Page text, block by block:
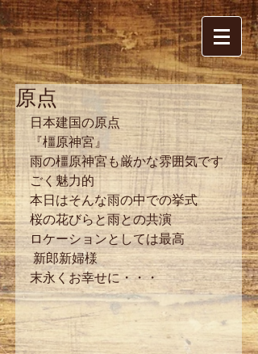
原点
日本建国の原点
『橿原神宮』
雨の橿原神宮も厳かな雰囲気です
ごく魅力的
本日はそんな雨の中での挙式
桜の花びらと雨との共演
ロケーションとしては最高
新郎新婦様
末永くお幸せに・・・